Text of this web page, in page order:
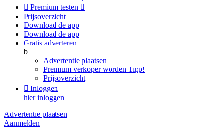
 Premium testen 
Prijsoverzicht
Download de app
Download de app
Gratis adverteren
b
Advertentie plaatsen
Premium verkoper worden Tipp!
Prijsoverzicht
 Inloggen
hier inloggen
Advertentie plaatsen
Aanmelden